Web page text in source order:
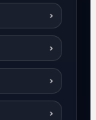
›
›
›
›